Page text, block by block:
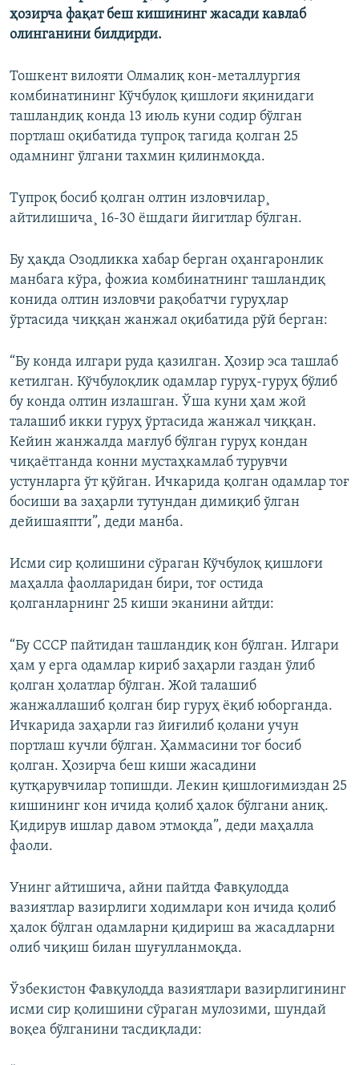
ҳозирча фақат беш кишининг жасади кавлаб
олинганини билдирди.
Тошкент вилояти Олмалиқ кон-металлургия
комбинатининг Кўчбулоқ қишлоғи яқинидаги
ташландиқ конда 13 июль куни содир бўлган
портлаш оқибатида тупроқ тагида қолган 25
одамнинг ўлгани тахмин қилинмоқда.
Тупроқ босиб қолган олтин изловчилар¸
айтилишича¸ 16-30 ёшдаги йигитлар бўлган.
Бу ҳақда Озодликка хабар берган оҳангаронлик
манбага кўра, фожиа комбинатнинг ташландиқ
конида олтин изловчи рақобатчи гуруҳлар
ўртасида чиққан жанжал оқибатида рўй берган:
“Бу конда илгари руда қазилган. Ҳозир эса ташлаб
кетилган. Кўчбулоқлик одамлар гуруҳ-гуруҳ бўлиб
бу конда олтин излашган. Ўша куни ҳам жой
талашиб икки гуруҳ ўртасида жанжал чиққан.
Кейин жанжалда мағлуб бўлган гуруҳ кондан
чиқаётганда конни мустаҳкамлаб турувчи
устунларга ўт қўйган. Ичкарида қолган одамлар тоғ
босиши ва заҳарли тутундан димиқиб ўлган
дейишаяпти”, деди манба.
Исми сир қолишини сўраган Кўчбулоқ қишлоғи
маҳалла фаолларидан бири, тоғ остида
қолганларнинг 25 киши эканини айтди:
“Бу СССР пайтидан ташландиқ кон бўлган. Илгари
ҳам у ерга одамлар кириб заҳарли газдан ўлиб
қолган ҳолатлар бўлган. Жой талашиб
жанжаллашиб қолган бир гуруҳ ёқиб юборганда.
Ичкарида заҳарли газ йиғилиб қолани учун
портлаш кучли бўлган. Ҳаммасини тоғ босиб
қолган. Ҳозирча беш киши жасадини
қутқарувчилар топишди. Лекин қишлоғимиздан 25
кишининг кон ичида қолиб ҳалок бўлгани аниқ.
Қидирув ишлар давом этмоқда”, деди маҳалла
фаоли.
Унинг айтишича, айни пайтда Фавқулодда
вазиятлар вазирлиги ходимлари кон ичида қолиб
ҳалок бўлган одамларни қидириш ва жасадларни
олиб чиқиш билан шуғулланмоқда.
Ўзбекистон Фавқулодда вазиятлари вазирлигининг
исми сир қолишини сўраган мулозими, шундай
воқеа бўлганини тасдиқлади: